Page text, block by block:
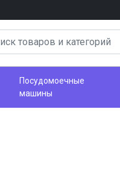
Посудомоечные
машины